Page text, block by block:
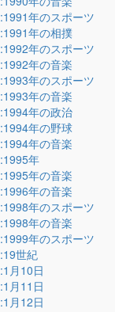
:1991年のスポーツ
:1991年の相撲
:1992年のスポーツ
:1992年の音楽
:1993年のスポーツ
:1993年の音楽
:1994年の政治
:1994年の野球
:1994年の音楽
:1995年
:1995年の音楽
:1996年の音楽
:1998年のスポーツ
:1998年の音楽
:1999年のスポーツ
:19世紀
:1月10日
:1月11日
:1月12日